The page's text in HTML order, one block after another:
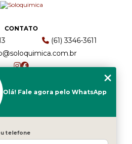
CONTATO
(61) 3346-3611
ENDEREÇO
Sul, Bl B, Sl 49 - Asa Sul
DF - CEP: 70361-520
Olá! Fale agora pelo WhatsApp
telefone